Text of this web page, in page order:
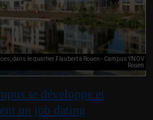
dans le quartier Flaubert à Rouen - Campus YNOV
Rouen
se développe et
un job dating